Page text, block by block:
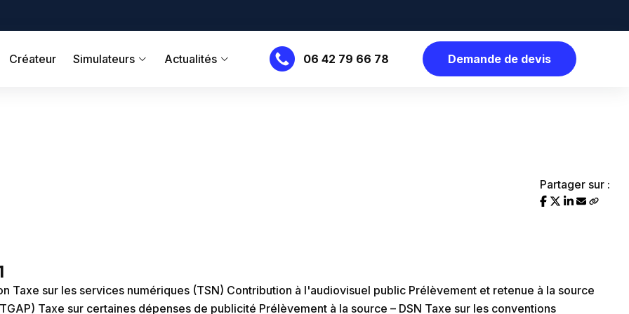
Créateur Simulateurs Actualités 06 42 79 66 78 Demande de devis
Partager sur :
Taxe sur les services numériques (TSN) Contribution à l'audiovisuel public Prélèvement et retenue à la source
Taxe sur certaines dépenses de publicité Prélèvement à la source – DSN Taxe sur les conventions